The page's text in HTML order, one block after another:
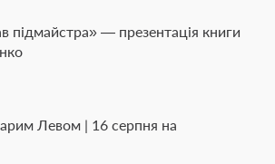
підмайстра» — презентація книги
Левом | 16 серпня на